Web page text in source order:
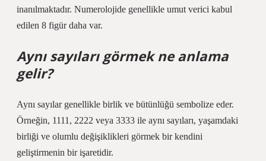
inanılmaktadır. Numerolojide genellikle umut verici kabul
edilen 8 figür daha var.
Aynı sayıları görmek ne anlama
gelir?
Aynı sayılar genellikle birlik ve bütünlüğü sembolize eder.
Örneğin, 1111, 2222 veya 3333 ile aynı sayıları, yaşamdaki
birliği ve olumlu değişiklikleri görmek bir kendini
geliştirmenin bir işaretidir.